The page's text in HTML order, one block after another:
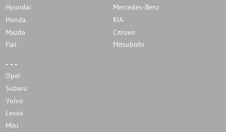
Hyundai
Mercedes-Benz
Honda
KIA
Mazda
Citroen
Fiat
Mitsubishi
- - -
Opel
Subaru
Volvo
Lexus
Mini